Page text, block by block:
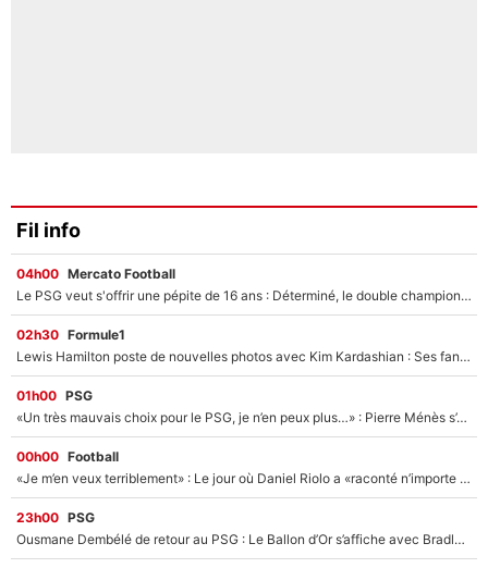
Fil info
04h00 Mercato Football
Le PSG veut s'offrir une pépite de 16 ans : Déterminé, le double champion d'Europe en titre est prêt à lâcher 40M€ pour celui que l'on compare déjà à Vinicius Jr !
02h30 Formule1
Lewis Hamilton poste de nouvelles photos avec Kim Kardashian : Ses fans le voient déjà redevenir champion du monde de F1 grâce à elle !
01h00 PSG
«Un très mauvais choix pour le PSG, je n’en peux plus…» : Pierre Ménès s’est complètement trompé avec Luis Enrique et ces déclarations le prouvent !
00h00 Football
«Je m’en veux terriblement» : Le jour où Daniel Riolo a «raconté n’importe quoi» dans l'After Foot !
23h00 PSG
Ousmane Dembélé de retour au PSG : Le Ballon d’Or s’affiche avec Bradley Barcola en plein cœur du feuilleton sur son départ !